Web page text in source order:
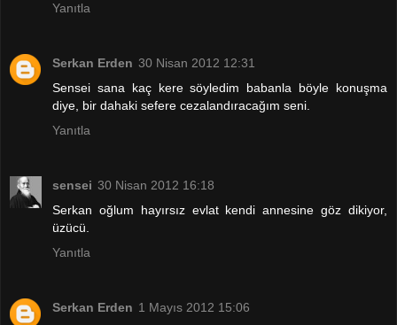
Yanıtla
Serkan Erden 30 Nisan 2012 12:31
Sensei sana kaç kere söyledim babanla böyle konuşma
diye, bir dahaki sefere cezalandıracağım seni.
Yanıtla
sensei 30 Nisan 2012 16:18
Serkan oğlum hayırsız evlat kendi annesine göz dikiyor,
üzücü.
Yanıtla
Serkan Erden 1 Mayıs 2012 15:06